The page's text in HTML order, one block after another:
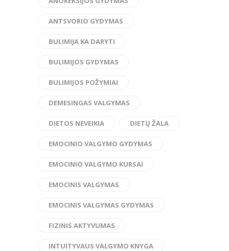
ANTSVORIO GYDYMAS
BULIMIJA KA DARYTI
BULIMIJOS GYDYMAS
BULIMIJOS POŽYMIAI
DEMESINGAS VALGYMAS
DIETOS NEVEIKIA DIETŲ ŽALA
EMOCINIO VALGYMO GYDYMAS
EMOCINIO VALGYMO KURSAI
EMOCINIS VALGYMAS
EMOCINIS VALGYMAS GYDYMAS
FIZINIS AKTYVUMAS
INTUITYVAUS VALGYMO KNYGA